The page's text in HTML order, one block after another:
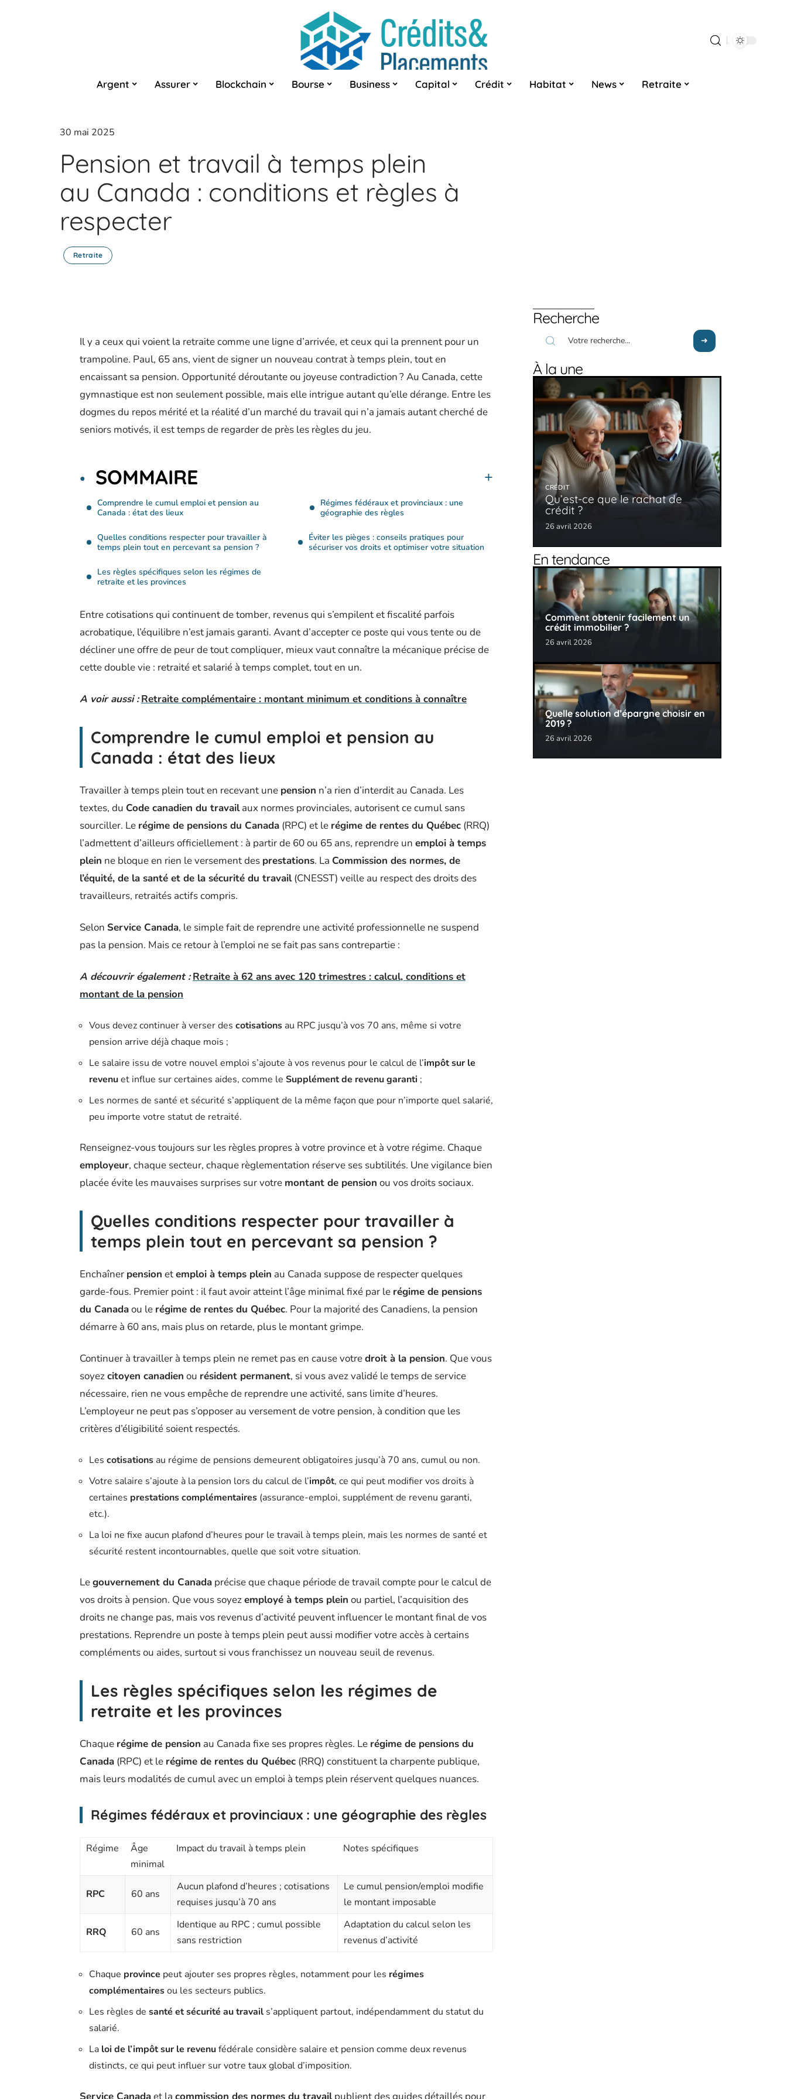
Argent Assurer Blockchain Bourse Business Capital Crédit Habitat News Retraite
30 mai 2025
Pension et travail à temps plein
au Canada : conditions et règles à
respecter
Retraite
Il y a ceux qui voient la retraite comme une ligne d’arrivée, et ceux qui la prennent pour un
trampoline. Paul, 65 ans, vient de signer un nouveau contrat à temps plein, tout en
encaissant sa pension. Opportunité déroutante ou joyeuse contradiction ? Au Canada, cette
gymnastique est non seulement possible, mais elle intrigue autant qu’elle dérange. Entre les
dogmes du repos mérité et la réalité d’un marché du travail qui n’a jamais autant cherché de
seniors motivés, il est temps de regarder de près les règles du jeu.
SOMMAIRE
Comprendre le cumul emploi et pension au
Canada : état des lieux
Quelles conditions respecter pour travailler à
temps plein tout en percevant sa pension ?
Les règles spécifiques selon les régimes de
retraite et les provinces
Régimes fédéraux et provinciaux : une
géographie des règles
Éviter les pièges : conseils pratiques pour
sécuriser vos droits et optimiser votre situation
Entre cotisations qui continuent de tomber, revenus qui s’empilent et fiscalité parfois
acrobatique, l’équilibre n’est jamais garanti. Avant d’accepter ce poste qui vous tente ou de
décliner une offre de peur de tout compliquer, mieux vaut connaître la mécanique précise de
cette double vie : retraité et salarié à temps complet, tout en un.
A voir aussi : Retraite complémentaire : montant minimum et conditions à connaître
Comprendre le cumul emploi et pension au
Canada : état des lieux
Travailler à temps plein tout en recevant une pension n’a rien d’interdit au Canada. Les
textes, du Code canadien du travailaux normes provinciales, autorisent ce cumul sans
sourciller. Le régime de pensions du Canada (RPC) et le régime de rentes du Québec (RRQ)
l’admettent d’ailleurs officiellement : à partir de 60 ou 65 ans, reprendre un emploi à temps
plein ne bloque en rien le versement des prestations. La Commission des normes, de
l’équité, de la santé et de la sécurité du travail(CNESST) veille au respect des droits des
travailleurs, retraités actifs compris.
Selon Service Canada, le simple fait de reprendre une activité professionnelle ne suspend
pas la pension. Mais ce retour à l’emploi ne se fait pas sans contrepartie :
A découvrir également : Retraite à 62 ans avec 120 trimestres : calcul, conditions et
montant de la pension
Vous devez continuer à verser des cotisations au RPC jusqu’à vos 70 ans, même si votre
pension arrive déjà chaque mois ;
Le salaire issu de votre nouvel emploi s’ajoute à vos revenus pour le calcul de l’impôt sur le
revenuet influe sur certaines aides, comme le Supplément de revenu garanti ;
Les normes de santé et sécurité s’appliquent de la même façon que pour n’importe quel salarié,
peu importe votre statut de retraité.
Renseignez-vous toujours sur les règles propres à votre province et à votre régime. Chaque
employeur, chaque secteur, chaque règlementation réserve ses subtilités. Une vigilance bien
placée évite les mauvaises surprises sur votre montant de pension ou vos droits sociaux.
Quelles conditions respecter pour travailler à
temps plein tout en percevant sa pension ?
Enchaîner pension etemploi à temps plein au Canada suppose de respecter quelques
garde-fous. Premier point : il faut avoir atteint l’âge minimal fixé par le régime de pensions
du Canadaou le régime de rentes du Québec. Pour la majorité des Canadiens, la pension
démarre à 60 ans, mais plus on retarde, plus le montant grimpe.
Continuer à travailler à temps plein ne remet pas en cause votredroit à la pension. Que vous
soyezcitoyen canadien ou résident permanent, si vous avez validé le temps de service
nécessaire, rien ne vous empêche de reprendre une activité, sans limite d’heures.
L’employeur ne peut pas s’opposer au versement de votre pension, à condition que les
critères d’éligibilité soient respectés.
Les cotisations au régime de pensions demeurent obligatoires jusqu’à 70 ans, cumul ou non.
Votre salaire s’ajoute à la pension lors du calcul de l’impôt, ce qui peut modifier vos droits à
certaines prestations complémentaires (assurance-emploi, supplément de revenu garanti,
etc.).
La loi ne fixe aucun plafond d’heures pour le travail à temps plein, mais les normes de santé et
sécurité restent incontournables, quelle que soit votre situation.
Legouvernement du Canada précise que chaque période de travail compte pour le calcul de
vos droits à pension. Que vous soyezemployé à temps plein ou partiel, l’acquisition des
droits ne change pas, mais vos revenus d’activité peuvent influencer le montant final de vos
prestations. Reprendre un poste à temps plein peut aussi modifier votre accès à certains
compléments ou aides, surtout si vous franchissez un nouveau seuil de revenus.
Les règles spécifiques selon les régimes de
retraite et les provinces
Chaque régime de pension au Canada fixe ses propres règles. Le régime de pensions du
Canada (RPC) et le régime de rentes du Québec (RRQ) constituent la charpente publique,
mais leurs modalités de cumul avec un emploi à temps plein réservent quelques nuances.
Régimes fédéraux et provinciaux : une géographie des règles
Régime
Âge
minimal
Impact du travail à temps plein Notes spécifiques
RPC 60 ans
Aucun plafond d’heures ; cotisations
requises jusqu’à 70 ans
Le cumul pension/emploi modifie
le montant imposable
RRQ 60 ans
Identique au RPC ; cumul possible
sans restriction
Adaptation du calcul selon les
revenus d’activité
Chaque province peut ajouter ses propres règles, notamment pour les régimes
complémentairesou les secteurs publics.
Les règles de santé et sécurité au travail s’appliquent partout, indépendamment du statut du
salarié.
La loi de l’impôt sur le revenufédérale considère salaire et pension comme deux revenus
distincts, ce qui peut influer sur votre taux global d’imposition.
Recherche
À la une
CRÉDIT
Qu’est-ce que le rachat de
crédit ?
26 avril 2026
En tendance
Comment obtenir facilement un
crédit immobilier ?
26 avril 2026
Quelle solution d’épargne choisir en
2019 ?
26 avril 2026